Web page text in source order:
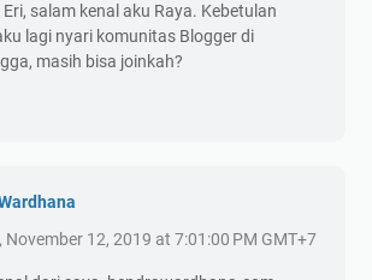
salam kenal aku Raya. Kebetulan
lagi nyari komunitas Blogger di
masih bisa joinkah?
November 12, 2019 at 7:01:00 PM GMT+7